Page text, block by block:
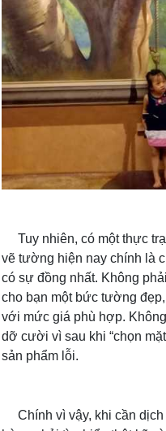
Tuy nhiên, có một thực
vẽ tường hiện nay chính là
có sự đồng nhất. Không
cho bạn một bức tường
với mức giá phù hợp.
dỡ cười vì sau khi “chọn
sản phẩm lỗi.
Chính vì vậy, khi cần